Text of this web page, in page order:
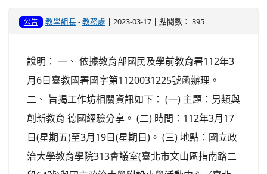
公告 教學組長-教務處 | 2023-03-17 | 點閱數： 395
說明： 一、 依據教育部國民及學前教育署112年3
月6日臺教國署國字第1120031225號函辦理。
二、 旨揭工作坊相關資訊如下： (一) 主題：另類與
創新教育 德國經驗分享。 (二) 時間：112年3月17
日(星期五)至3月19日(星期日)。 (三) 地點：國立政
治大學教育學院313會議室(臺北市文山區指南路二